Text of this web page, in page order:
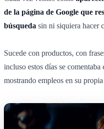
de la página de Google que
búsqueda sin ni siquiera hacer
Sucede con productos, con
incluso estos días se
mostrando empleos en su